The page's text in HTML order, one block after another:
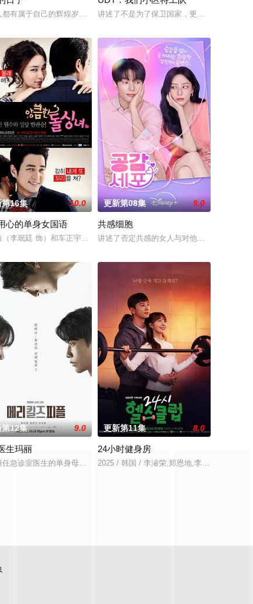
宇纠缠在了一起，甚至以不想结婚为由而逃跑的前男友秋天
出现大漏洞的两位男女互相修补伤口，陷入爱情的过程。安孝燮饰演神
都有属于自己的辉煌岁月。无论是现在，过去，还是未来。一部引起几
讲述了不是为了保卫国家，更不关心地球和
爱情，还有风平浪静的
般的设计师宋嘏烂（李圣经 饰）后，展开的一段疗愈的爱
只想成为小说家。却为了守护家人，被迫踏上黑道之路。命运的转折，
16集 10.0
心的单身女国语
（李珉廷 饰）和车正宇（朱相昱 饰）结婚多年，车正宇放弃了收入稳定
更新第08集 9.0
共感细胞
讲述了否定共感的女人与对他人的感情能够
剩67天的时间里，快速
大嫂之间的家庭故事。
12集 9.0
生玛丽
任急诊室医生的单身母亲玛丽非法帮助重病症末期的病人依照
更新第11集 8.0
24小时健身房
2025 / 韩国 / 李濬荣,郑恩地,李美度,李承宇,